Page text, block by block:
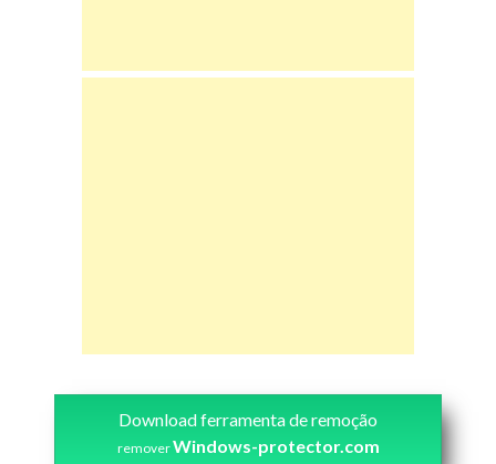
Download ferramenta de remoção
removerWindows-protector.com